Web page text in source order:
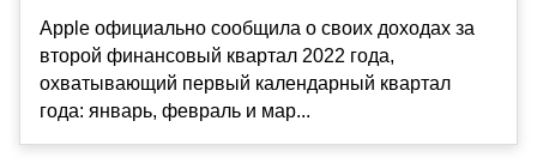
Apple официально сообщила о своих доходах за
второй финансовый квартал 2022 года,
охватывающий первый календарный квартал
года: январь, февраль и мар...